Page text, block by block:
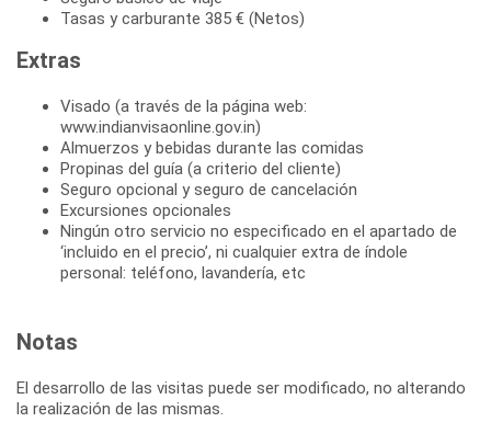
Tasas y carburante 385 € (Netos)
Extras
Visado (a través de la página web:
www.indianvisaonline.gov.in)
Almuerzos y bebidas durante las comidas
Propinas del guía (a criterio del cliente)
Seguro opcional y seguro de cancelación
Excursiones opcionales
Ningún otro servicio no especificado en el apartado de
‘incluido en el precio’, ni cualquier extra de índole
personal: teléfono, lavandería, etc
Notas
El desarrollo de las visitas puede ser modificado, no alterando
la realización de las mismas.